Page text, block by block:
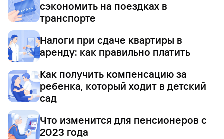
сэкономить на поездках в
транспорте
Налоги при сдаче квартиры в
аренду: как правильно платить
Как получить компенсацию за
ребенка, который ходит в детский
сад
Что изменится для пенсионеров с
2023 года